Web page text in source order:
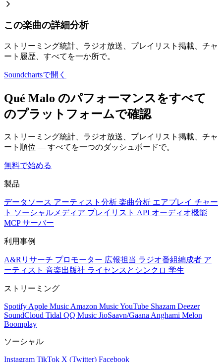
この楽曲の詳細分析
ストリーミング統計、ラジオ放送、プレイリスト掲載、チャ
ート履歴、すべてを一か所で。
Soundchartsで開く
Qué Malo のパフォーマンスをすべて
のプラットフォームで確認
ストリーミング統計、ラジオ放送、プレイリスト掲載、チャ
ート順位 — すべてを一つのダッシュボードで。
無料で始める
製品
データソース アーティスト分析 楽曲分析 エアプレイ チャー
ト ソーシャルメディア プレイリスト API オーディオ機能
MCP サーバー
利用事例
A&Rリサーチ プロモーター 広報担当 ラジオ番組編成者 ア
ーティスト 音楽出版社 ライセンスとシンクロ 学生
ストリーミング
Spotify Apple Music Amazon MusicYouTube Shazam Deezer
SoundCloud Tidal QQ Music JioSaavn/Gaana Anghami Melon
Boomplay
ソーシャル
Instagram TikTok X (Twitter) Facebook